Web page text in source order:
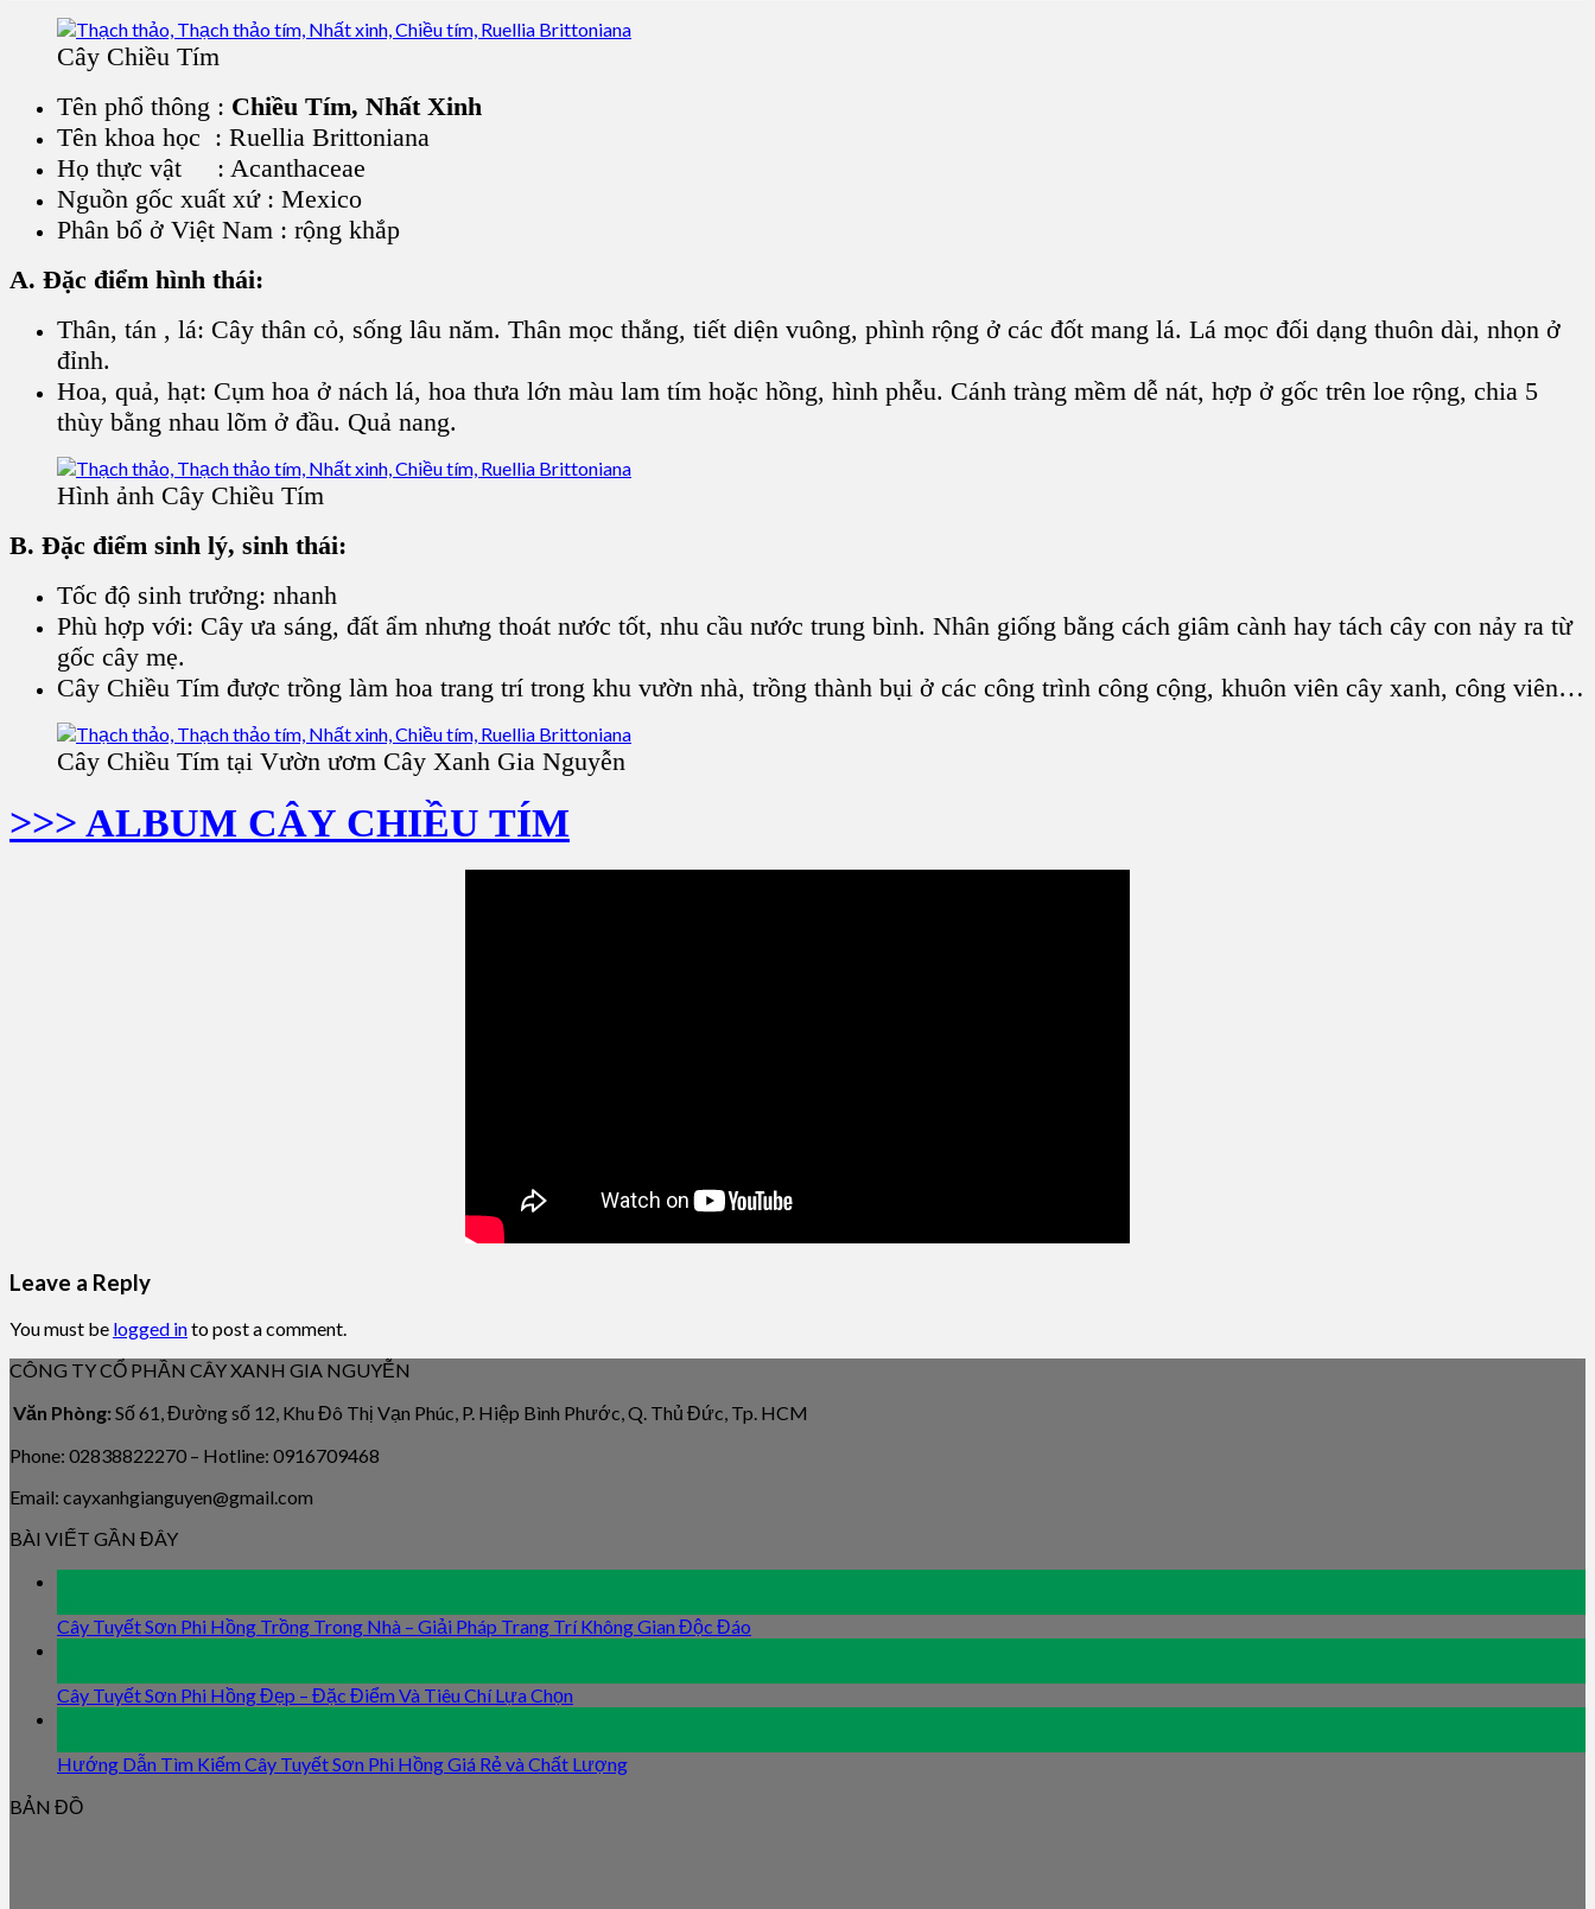
Cây Chiều Tím
Tên phổ thông : Chiều Tím, Nhất Xinh
Tên khoa học : Ruellia Brittoniana
Họ thực vật : Acanthaceae
Nguồn gốc xuất xứ : Mexico
Phân bổ ở Việt Nam : rộng khắp
A. Đặc điểm hình thái:
Thân, tán , lá: Cây thân cỏ, sống lâu năm. Thân mọc thẳng, tiết diện vuông, phình rộng ở các đốt mang lá. Lá mọc đối dạng thuôn dài, nhọn ở
đỉnh.
Hoa, quả, hạt: Cụm hoa ở nách lá, hoa thưa lớn màu lam tím hoặc hồng, hình phễu. Cánh tràng mềm dễ nát, hợp ở gốc trên loe rộng, chia 5
thùy bằng nhau lõm ở đầu. Quả nang.
Hình ảnh Cây Chiều Tím
B. Đặc điểm sinh lý, sinh thái:
Tốc độ sinh trưởng: nhanh
Phù hợp với: Cây ưa sáng, đất ẩm nhưng thoát nước tốt, nhu cầu nước trung bình. Nhân giống bằng cách giâm cành hay tách cây con nảy ra từ
gốc cây mẹ.
Cây Chiều Tím được trồng làm hoa trang trí trong khu vườn nhà, trồng thành bụi ở các công trình công cộng, khuôn viên cây xanh, công viên…
Cây Chiều Tím tại Vườn ươm Cây Xanh Gia Nguyễn
>>> ALBUM CÂY CHIỀU TÍM
Leave a Reply
You must be logged into post a comment.
CÔNG TY CỔ PHẦN CÂY XANH GIA NGUYỄN
Văn Phòng: Số 61, Đường số 12, Khu Đô Thị Vạn Phúc, P. Hiệp Bình Phước, Q. Thủ Đức, Tp. HCM
Phone: 02838822270 – Hotline: 0916709468
Email: cayxanhgianguyen@gmail.com
BÀI VIẾT GẦN ĐÂY
Cây Tuyết Sơn Phi Hồng Trồng Trong Nhà – Giải Pháp Trang Trí Không Gian Độc Đáo
Cây Tuyết Sơn Phi Hồng Đẹp – Đặc Điểm Và Tiêu Chí Lựa Chọn
Hướng Dẫn Tìm Kiếm Cây Tuyết Sơn Phi Hồng Giá Rẻ và Chất Lượng
BẢN ĐỒ